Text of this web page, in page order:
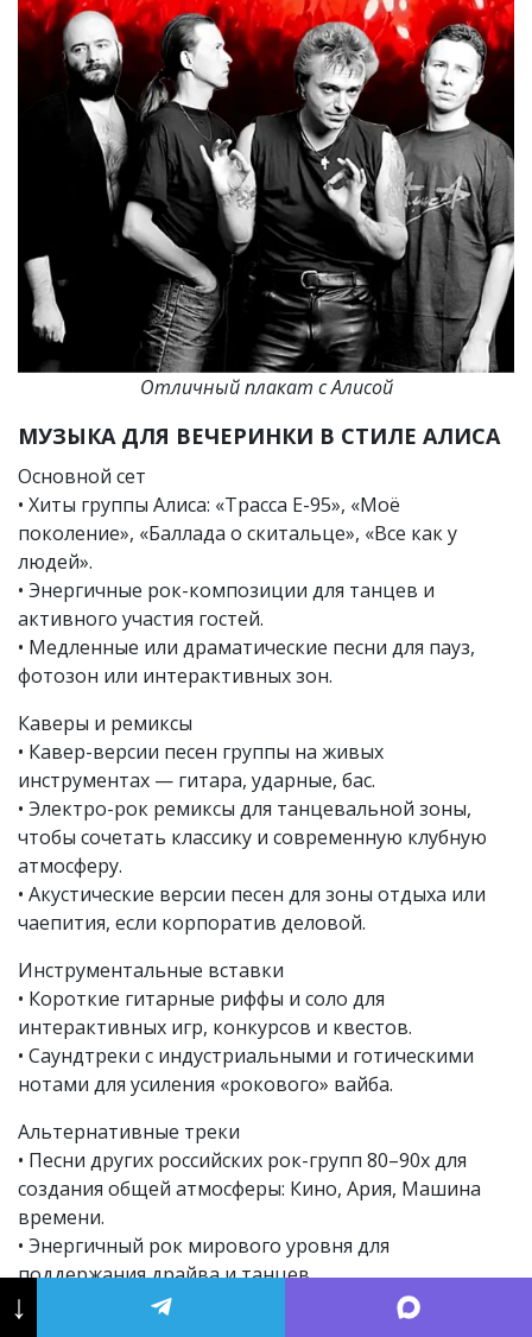
Отличный плакат с Алисой
МУЗЫКА ДЛЯ ВЕЧЕРИНКИ В СТИЛЕ АЛИСА
Основной сет
• Хиты группы Алиса: «Трасса Е-95», «Моё
поколение», «Баллада о скитальце», «Все как у
людей».
• Энергичные рок-композиции для танцев и
активного участия гостей.
• Медленные или драматические песни для пауз,
фотозон или интерактивных зон.
Каверы и ремиксы
• Кавер-версии песен группы на живых
инструментах — гитара, ударные, бас.
• Электро-рок ремиксы для танцевальной зоны,
чтобы сочетать классику и современную клубную
атмосферу.
• Акустические версии песен для зоны отдыха или
чаепития, если корпоратив деловой.
Инструментальные вставки
• Короткие гитарные риффы и соло для
интерактивных игр, конкурсов и квестов.
• Саундтреки с индустриальными и готическими
нотами для усиления «рокового» вайба.
Альтернативные треки
• Песни других российских рок-групп 80–90х для
создания общей атмосферы: Кино, Ария, Машина
времени.
• Энергичный рок мирового уровня для
поддержания драйва и танцев.
Подача музыки
↓